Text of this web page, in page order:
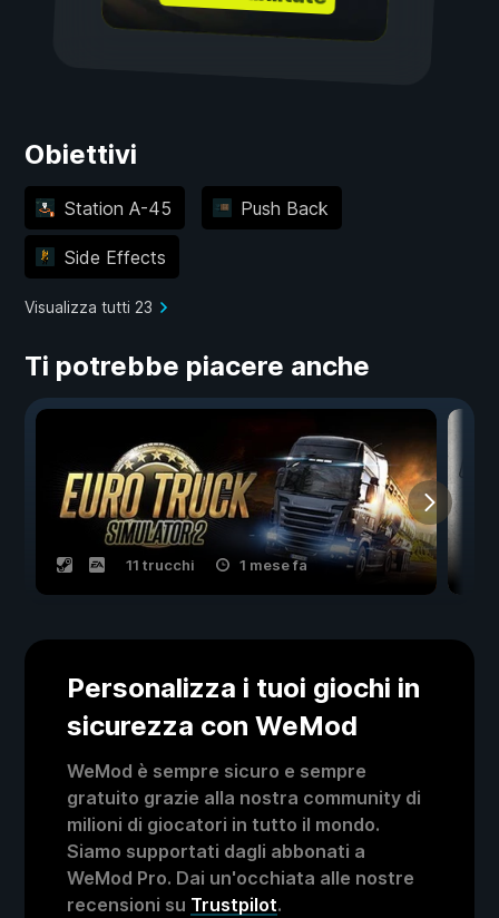
Obiettivi
Station A-45 Push Back
Side Effects
Visualizza tutti 23
Ti potrebbe piacere anche
11 trucchi 1 mese fa
Personalizza i tuoi giochi in
sicurezza con WeMod
WeMod è sempre sicuro e sempre
gratuito grazie alla nostra community di
milioni di giocatori in tutto il mondo.
Siamo supportati dagli abbonati a
WeMod Pro. Dai un'occhiata alle nostre
recensioni su Trustpilot.